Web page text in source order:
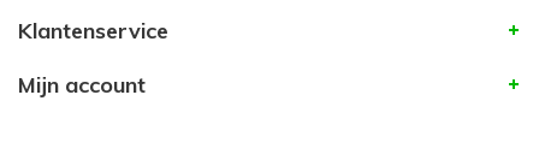
Klantenservice
Mijn account